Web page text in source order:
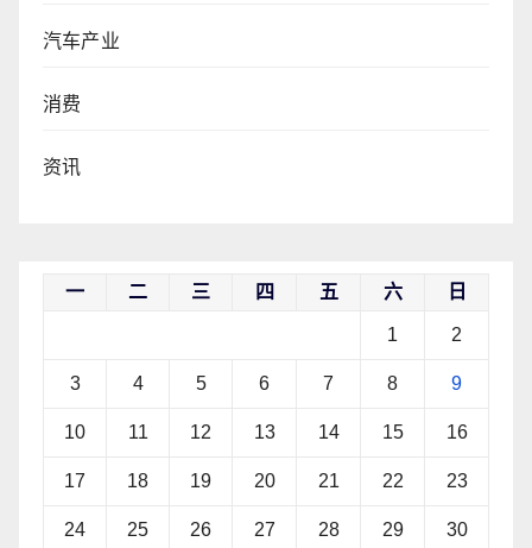
汽车产业
消费
资讯
一 二 三 四 五 六 日
1 2
3 4 5 6 7 8 9
10 11 12 13 14 15 16
17 18 19 20 21 22 23
24 25 26 27 28 29 30